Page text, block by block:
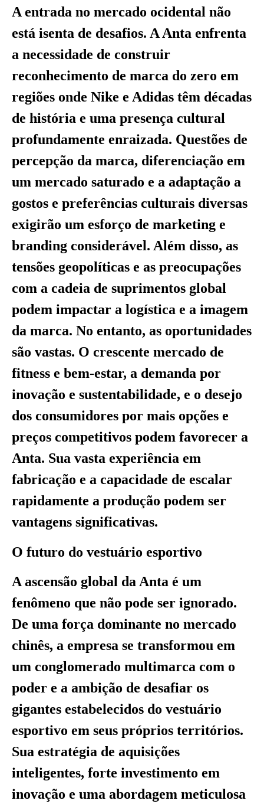
A entrada no mercado ocidental não
está isenta de desafios. A Anta enfrenta
a necessidade de construir
reconhecimento de marca do zero em
regiões onde Nike e Adidas têm décadas
de história e uma presença cultural
profundamente enraizada. Questões de
percepção da marca, diferenciação em
um mercado saturado e a adaptação a
gostos e preferências culturais diversas
exigirão um esforço de marketing e
branding considerável. Além disso, as
tensões geopolíticas e as preocupações
com a cadeia de suprimentos global
podem impactar a logística e a imagem
da marca. No entanto, as oportunidades
são vastas. O crescente mercado de
fitness e bem-estar, a demanda por
inovação e sustentabilidade, e o desejo
dos consumidores por mais opções e
preços competitivos podem favorecer a
Anta. Sua vasta experiência em
fabricação e a capacidade de escalar
rapidamente a produção podem ser
vantagens significativas.
O futuro do vestuário esportivo
A ascensão global da Anta é um
fenômeno que não pode ser ignorado.
De uma força dominante no mercado
chinês, a empresa se transformou em
um conglomerado multimarca com o
poder e a ambição de desafiar os
gigantes estabelecidos do vestuário
esportivo em seus próprios territórios.
Sua estratégia de aquisições
inteligentes, forte investimento em
inovação e uma abordagem meticulosa